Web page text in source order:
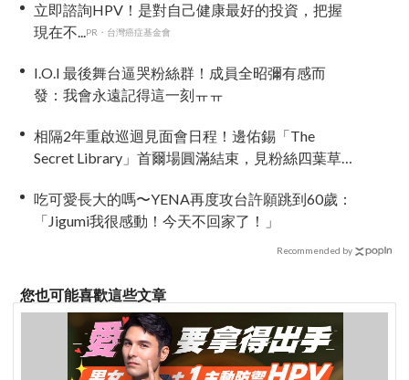
立即諮詢HPV！是對自己健康最好的投資，把握
現在不...PR・台灣癌症基金會
I.O.I 最後舞台逼哭粉絲群！成員全昭彌有感而
發：我會永遠記得這一刻ㅠㅠ
相隔2年重啟巡迴見面會日程！邊佑錫「The
Secret Library」首爾場圓滿結束，見粉絲四葉草
吃可愛長大的嗎〜YENA再度攻台許願跳到60歲：
「Jigumi我很感動！今天不回家了！」
Recommended by
您也可能喜歡這些文章